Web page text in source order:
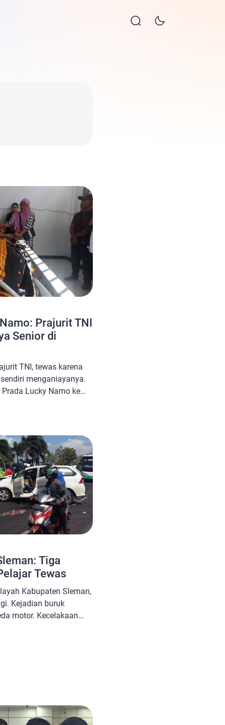
Prajurit TNI
Senior di
TNI, tewas karena
menganiayanya.
Lucky Namo ke
NTT. Namun,
secara intensif,
11.23 WITA. Prada
napas terakhir setelah
Tiga
Tewas
Kabupaten Sleman,
Kejadian buruk
motor. Kecelakaan
seorang siswa
adalah